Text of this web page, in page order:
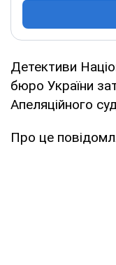
Детективи
бюро України
Апеляційного
Про це